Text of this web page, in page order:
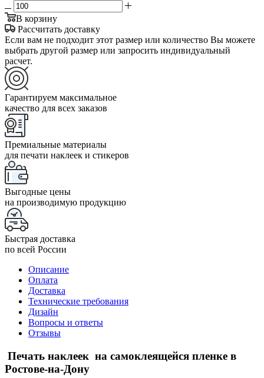
В корзину
Рассчитать доставку
Если вам не подходит этот размер или количество Вы можете
выбрать другой размер или запросить индивидуальный
расчет.
Гарантируем максимальное
качество для всех заказов
Премиальные материалы
для печати наклеек и стикеров
Выгодные цены
на производимую продукцию
Быстрая доставка
по всей России
Описание
Оплата
Доставка
Технические требования
Дизайн
Вопросы и ответы
Отзывы
Печать наклеек на самоклеящейся пленке в
Ростове-на-Дону